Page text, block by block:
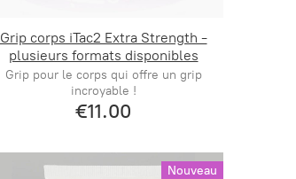
Grip corps iTac2 Extra Strength -
plusieurs formats disponibles
Grip pour le corps qui offre un grip
incroyable !
€11.00
Nouveau